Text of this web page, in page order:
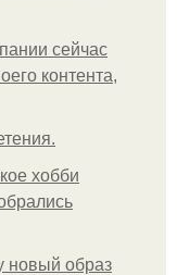
сейчас
контента,
хобби
новый образ